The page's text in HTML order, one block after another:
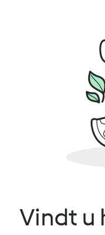
Vindt u